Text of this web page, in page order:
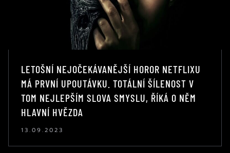
LETOŠNÍ NEJOČEKÁVANĚJŠÍ HOROR NETFLIXU
MÁ PRVNÍ UPOUTÁVKU. TOTÁLNÍ ŠÍLENOST V
TOM NEJLEPŠÍM SLOVA SMYSLU, ŘÍKÁ O NĚM
HLAVNÍ HVĚZDA
13.09.2023